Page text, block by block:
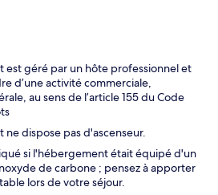
est géré par un hôte professionnel et
d’une activité commerciale,
au sens de l’article 155 du Code
dispose pas d'ascenseur.
si l'hébergement était équipé d'un
de carbone ; pensez à apporter
lors de votre séjour.